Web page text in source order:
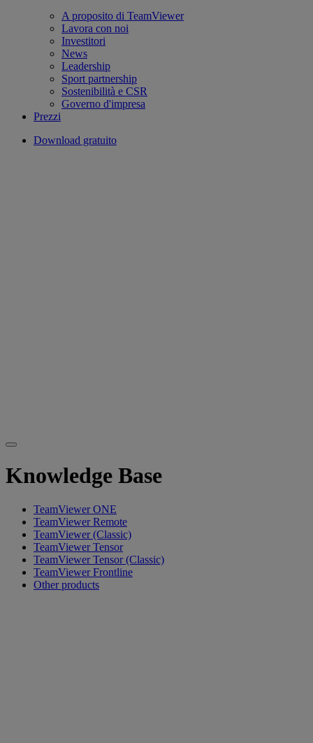
A proposito di TeamViewer
Lavora con noi
Investitori
News
Leadership
Sport partnership
Sostenibilità e CSR
Governo d'impresa
Prezzi
Download gratuito
Knowledge Base
TeamViewer ONE
TeamViewer Remote
TeamViewer (Classic)
TeamViewer Tensor
TeamViewer Tensor (Classic)
TeamViewer Frontline
Other products